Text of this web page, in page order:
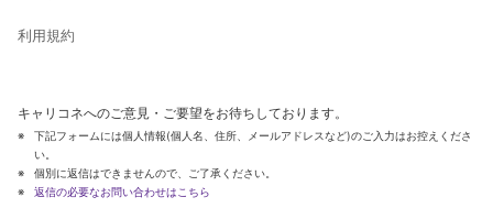
利用規約
キャリコネへのご意見・ご要望をお待ちしております。
下記フォームには個人情報(個人名、住所、メールアドレスなど)のご入力はお控えくださ
い。
個別に返信はできませんので、ご了承ください。
返信の必要なお問い合わせはこちら